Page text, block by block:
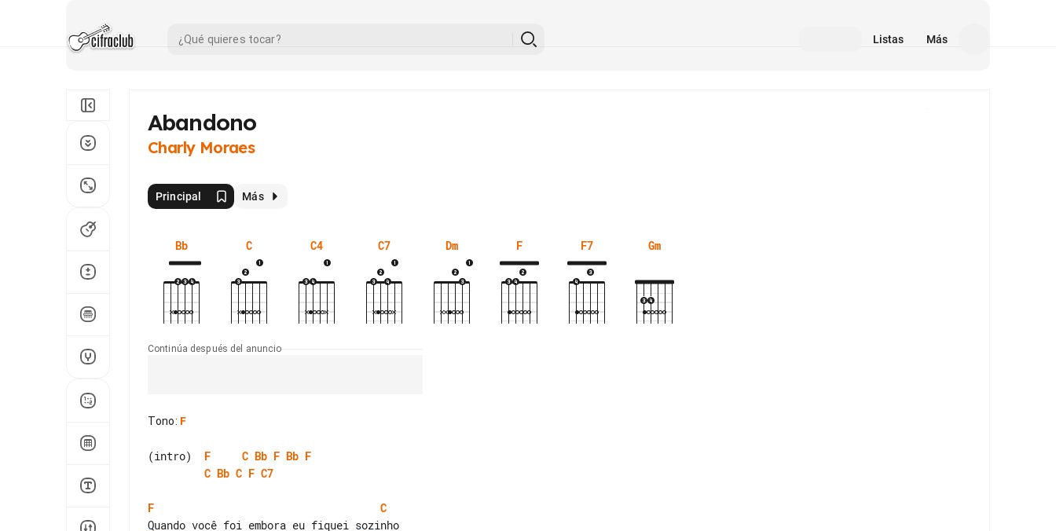
Listas Más
Abandono
Charly Moraes
Principal Más
Bb C C4 C7 Dm F F7 Gm
Continúa después del anuncio
Tono: F
(intro) F C Bb F Bb F
C Bb C F C7
F
C